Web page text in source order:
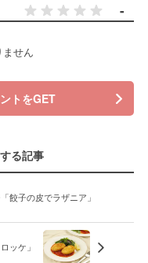
-
せん
トをGET
る記事
餃子の皮でラザニア」
ッケ」